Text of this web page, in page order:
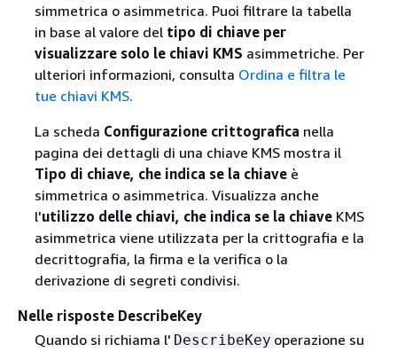
simmetrica o asimmetrica. Puoi filtrare la tabella
in base al valore del tipo di chiave per
visualizzare solo le chiavi KMS asimmetriche. Per
ulteriori informazioni, consulta Ordina e filtra le
tue chiavi KMS.
La scheda Configurazione crittografica nella
pagina dei dettagli di una chiave KMS mostra il
Tipo di chiave, che indica se la chiaveè
simmetrica o asimmetrica. Visualizza anche
l'utilizzo delle chiavi, che indica se la chiaveKMS
asimmetrica viene utilizzata per la crittografia e la
decrittografia, la firma e la verifica o la
derivazione di segreti condivisi.
Nelle risposte DescribeKey
Quando si richiama l' DescribeKey operazione su